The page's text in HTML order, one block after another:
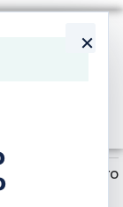
×
Для его